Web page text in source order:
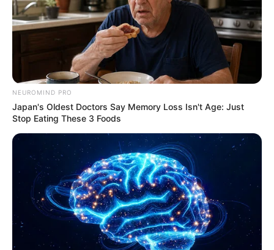
NEUROMIND PRO
Japan's Oldest Doctors Say Memory Loss Isn't Age: Just
Stop Eating These 3 Foods